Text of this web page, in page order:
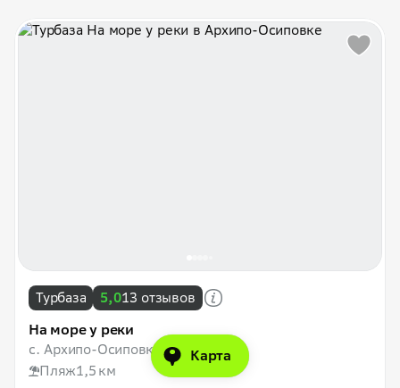
Турбаза 5,013 отзывов
На море у реки
с. Архипо-Осиповка
Пляж1,5 км
Карта